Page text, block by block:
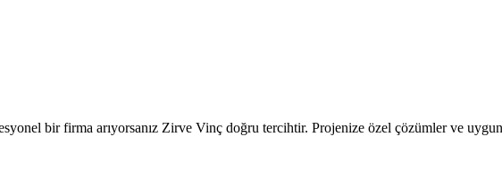
bir firma arıyorsanız Zirve Vinç doğru tercihtir. Projenize özel çözümler ve